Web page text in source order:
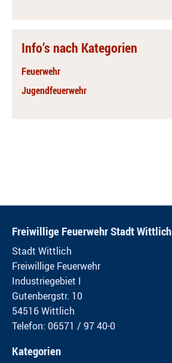
Info’s nach Kategorien
Feuerwehr
Jugendfeuerwehr
Freiwillige Feuerwehr Stadt Wittlich
Stadt Wittlich
Freiwillige Feuerwehr
Industriegebiet I
Gutenbergstr. 10
54516 Wittlich
Telefon: 06571 / 97 40-0
Kategorien